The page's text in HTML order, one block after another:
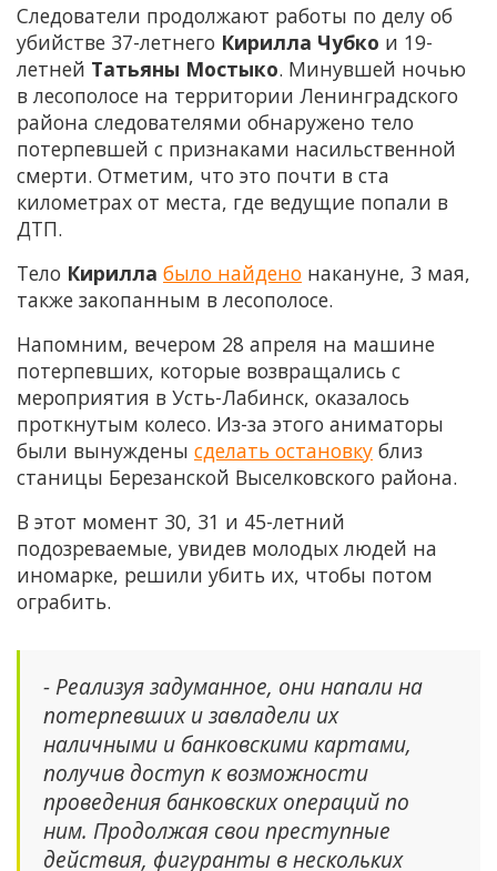
Следователи продолжают работы по делу об
убийстве 37-летнего Кирилла Чубко и 19-
летней Татьяны Мостыко. Минувшей ночью
в лесополосе на территории Ленинградского
района следователями обнаружено тело
потерпевшей с признаками насильственной
смерти. Отметим, что это почти в ста
километрах от места, где ведущие попали в
ДТП.
Тело Кирилла было найдено накануне, 3 мая,
также закопанным в лесополосе.
Напомним, вечером 28 апреля на машине
потерпевших, которые возвращались с
мероприятия в Усть-Лабинск, оказалось
проткнутым колесо. Из-за этого аниматоры
были вынуждены сделать остановку близ
станицы Березанской Выселковского района.
В этот момент 30, 31 и 45-летний
подозреваемые, увидев молодых людей на
иномарке, решили убить их, чтобы потом
ограбить.
- Реализуя задуманное, они напали на
потерпевших и завладели их
наличными и банковскими картами,
получив доступ к возможности
проведения банковских операций по
ним. Продолжая свои преступные
действия, фигуранты в нескольких